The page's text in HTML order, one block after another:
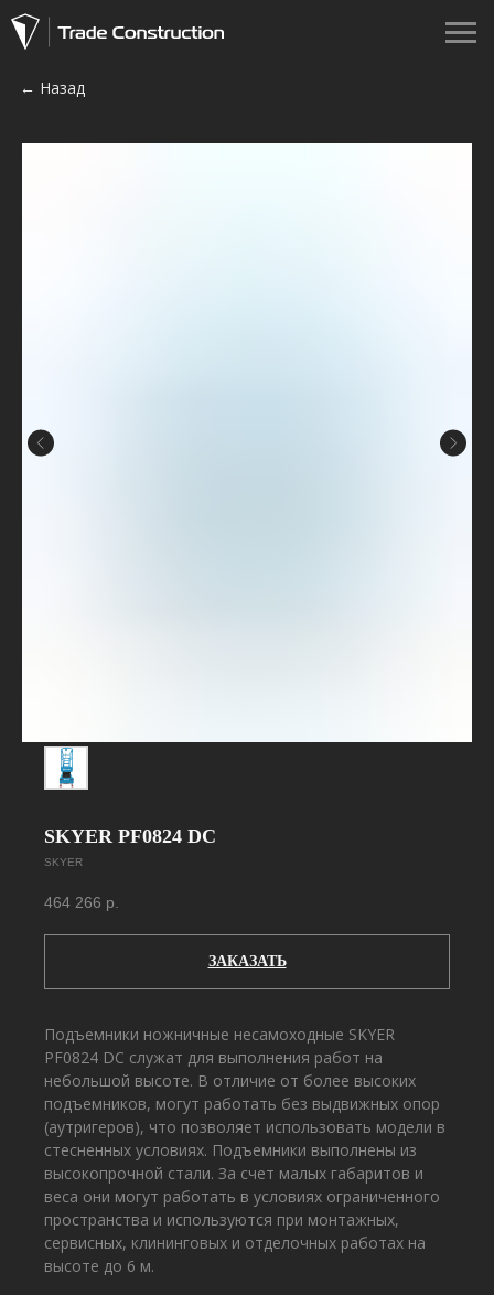
← Назад
SKYER PF0824 DC
SKYER
464 266 р.
ЗАКАЗАТЬ
Подъемники ножничные несамоходные SKYER
PF0824 DC служат для выполнения работ на
небольшой высоте. В отличие от более высоких
подъемников, могут работать без выдвижных опор
(аутригеров), что позволяет использовать модели в
стесненных условиях. Подъемники выполнены из
высокопрочной стали. За счет малых габаритов и
веса они могут работать в условиях ограниченного
пространства и используются при монтажных,
сервисных, клининговых и отделочных работах на
высоте до 6 м.